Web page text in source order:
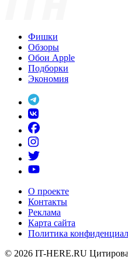
Фишки
Обзоры
Обои Apple
Подборки
Экономия
О проекте
Контакты
Реклама
Карта сайта
Политика
© 2026 IT-HERE.RU